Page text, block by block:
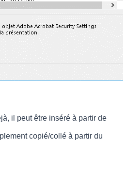
il peut être inséré à partir de
copié/collé à partir du